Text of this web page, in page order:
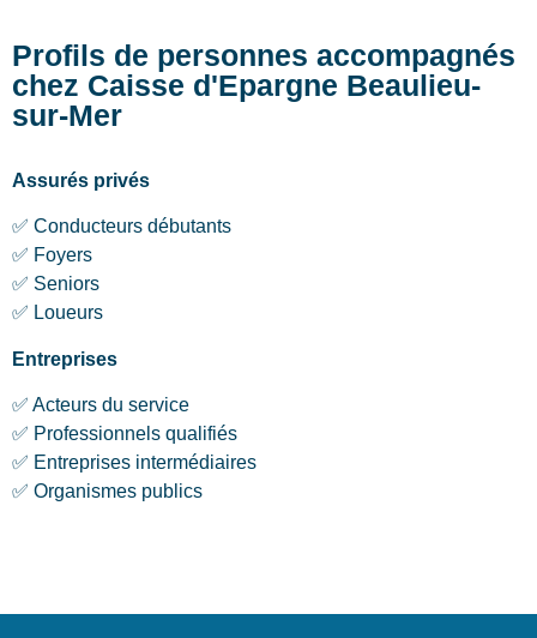
Profils de personnes accompagnés
chez Caisse d'Epargne Beaulieu-
sur-Mer
Assurés privés
✅ Conducteurs débutants
✅ Foyers
✅ Seniors
✅ Loueurs
Entreprises
✅ Acteurs du service
✅ Professionnels qualifiés
✅ Entreprises intermédiaires
✅ Organismes publics